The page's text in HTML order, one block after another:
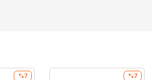
%7 %7